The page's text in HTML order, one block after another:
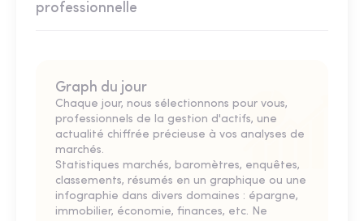
professionnelle
Graph du jour
Chaque jour, nous sélectionnons pour vous,
professionnels de la gestion d'actifs, une
actualité chiffrée précieuse à vos analyses de
marchés.
Statistiques marchés, baromètres, enquêtes,
classements, résumés en un graphique ou une
infographie dans divers domaines : épargne,
immobilier, économie, finances, etc. Ne